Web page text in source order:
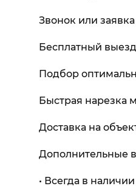
Звонок или заявка
Бесплатный
Подбор
Быстрая нарезка
Доставка на
Дополнительные
• Всегда в